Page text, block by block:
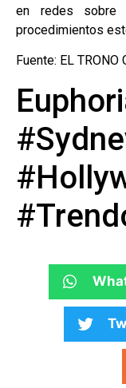
en redes sobre
procedimientos
Fuente: EL TRONO